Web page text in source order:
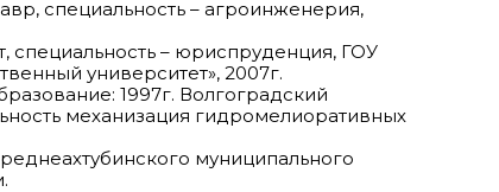
специальность – агроинженерия,
специальность – юриспруденция, ГОУ
университет», 2007г.
1997г. Волгоградский
механизация гидромелиоративных
муниципального